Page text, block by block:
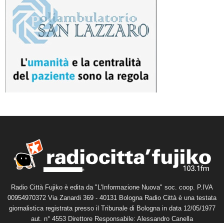
Radio Città Fujiko è edita da "L'Informazione Nuova" soc. coop. P.IVA
00954970372 Via Zanardi 369 - 40131 Bologna Radio Città è una testata
giornalistica registrata presso il Tribunale di Bologna in data 12/05/1977
aut. n° 4553 Direttore Responsabile: Alessandro Canella